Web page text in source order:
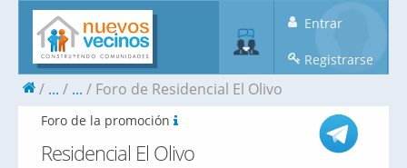
Entrar
Registrarse
... ... Foro de Residencial El Olivo
Foro de la promoción
Residencial El Olivo